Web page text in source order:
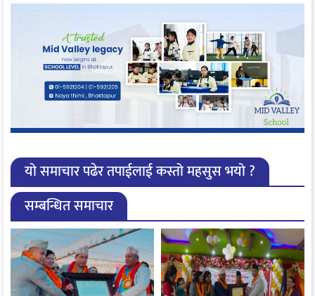
यो समाचार पढेर तपाईलाई कस्तो महसुस भयो ?
सम्बन्धित समाचार